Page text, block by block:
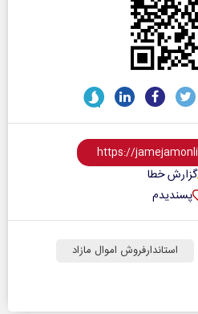
گزارش خطا
پسندیدم
استاندارفروش اموال مازاد